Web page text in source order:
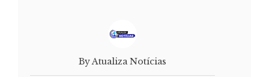
By Atualiza Notícias